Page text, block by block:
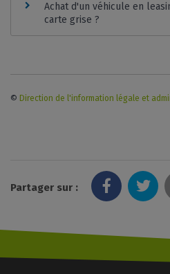
Achat d'un véhicule en
carte grise ?
© Direction de l'information légale et
Partager sur :